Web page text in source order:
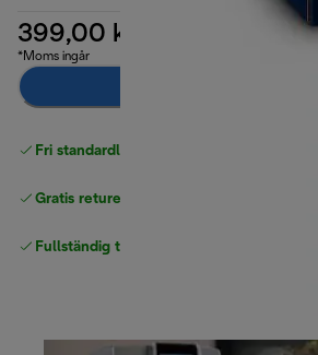
399,00 kr
*Moms ingår
Fri standardleverans
Gratis returer
Fullständig tillverkargaranti